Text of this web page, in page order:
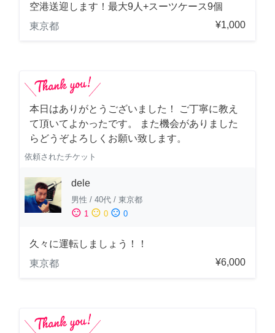
空港送迎します！最大9人+スーツケース9個
東京都
¥1,000
本日はありがとうございました！ ご丁寧に教え
て頂いてよかったです。 また機会がありました
らどうぞよろしくお願い致します。
依頼されたチケット
dele
男性 / 40代 / 東京都
sentiment_satisfied 1 sentiment_neutral 0 sentiment_dissatisfied 0
久々に運転しましょう！！
東京都
¥6,000